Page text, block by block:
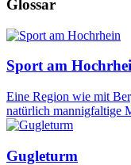
Glossar
Sport am
Eine Region wie mit
natürlich mannigfaltige
Gugleturm